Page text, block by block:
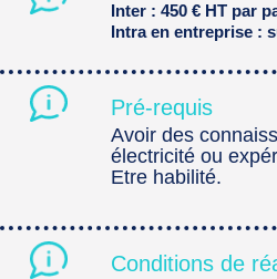
Inter : 450 € HT par
Intra en entreprise :
Pré-requis
Avoir des
électricité ou
Etre habilité.
Conditions de